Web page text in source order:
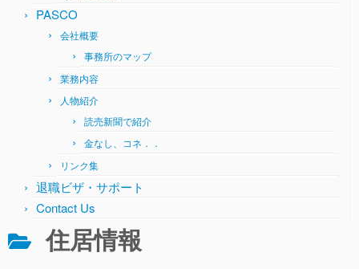
PASCO
会社概要
事務所のマップ
業務内容
人物紹介
読売新聞で紹介
金なし、コネ．．
リンク集
退職ビザ・サポート
Contact Us
住居情報